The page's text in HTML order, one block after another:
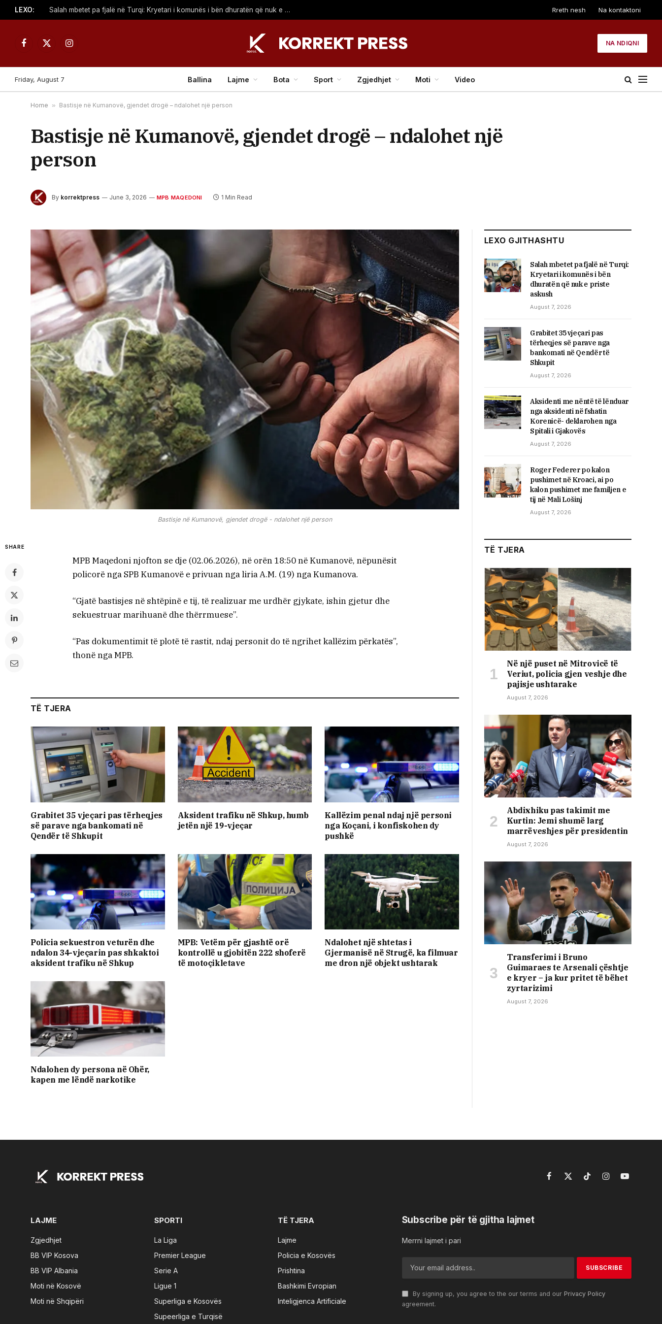
LEXO: Salah mbetet pa fjalë në Turqi: Kryetari i komunës i bën dhuratën që nuk e priste askush Rreth nesh Na kontaktoni
Facebook
X
Instagram
NA NDIQNI
Friday, August 7 Ballina Lajme Bota Sport Zgjedhjet Moti Video
Home » Bastisje në Kumanovë, gjendet drogë – ndalohet një person
Bastisje në Kumanovë, gjendet drogë – ndalohet një
person
By korrektpress June 3, 2026 MPB MAQEDONI 1 Min Read
Bastisje në Kumanovë, gjendet drogë - ndalohet një person
SHARE
MPB Maqedoni njofton se dje (02.06.2026), në orën 18:50 në Kumanovë, nëpunësit
policorë nga SPB Kumanovë e privuan nga liria A.M. (19) nga Kumanova.
“Gjatë bastisjes në shtëpinë e tij, të realizuar me urdhër gjykate, ishin gjetur dhe
sekuestruar marihuanë dhe thërrmuese”.
“Pas dokumentimit të plotë të rastit, ndaj personit do të ngrihet kallëzim përkatës”,
thonë nga MPB.
TË TJERA
Grabitet 35 vjeçari pas tërheqjes
së parave nga bankomati në
Qendër të Shkupit
Aksident trafiku në Shkup, humb
jetën një 19-vjeçar
Kallëzim penal ndaj një personi
nga Koçani, i konfiskohen dy
pushkë
Policia sekuestron veturën dhe
ndalon 34-vjeçarin pas shkaktoi
aksident trafiku në Shkup
MPB: Vetëm për gjashtë orë
kontrollë u gjobitën 222 shoferë
të motoçikletave
Ndalohet një shtetas i
Gjermanisë në Strugë, ka filmuar
me dron një objekt ushtarak
Ndalohen dy persona në Ohër,
kapen me lëndë narkotike
LEXO GJITHASHTU
Salah mbetet pa fjalë në Turqi:
Kryetari i komunës i bën
dhuratën që nuk e priste
askush
August 7, 2026
Grabitet 35 vjeçari pas
tërheqjes së parave nga
bankomati në Qendër të
Shkupit
August 7, 2026
Aksidenti me nëntë të lënduar
nga aksidenti në fshatin
Korenicë- deklarohen nga
Spitali i Gjakovës
August 7, 2026
Roger Federer po kalon
pushimet në Kroaci, ai po
kalon pushimet me familjen e
tij në Mali Lošinj
August 7, 2026
TË TJERA
Në një puset në Mitrovicë të
Veriut, policia gjen veshje dhe
pajisje ushtarake
August 7, 2026
Abdixhiku pas takimit me
Kurtin: Jemi shumë larg
marrëveshjes për presidentin
August 7, 2026
Transferimi i Bruno
Guimaraes te Arsenali çështje
e kryer – ja kur pritet të bëhet
zyrtarizimi
August 7, 2026
Facebook
X
TikTokInstagramYouTube
LAJME
Zgjedhjet
BB VIP Kosova
BB VIP Albania
Moti në Kosovë
Moti në Shqipëri
SPORTI
La Liga
Premier League
Serie A
Ligue 1
Superliga e Kosovës
Supeerliga e Turqisë
TË TJERA
Lajme
Policia e Kosovës
Prishtina
Bashkimi Evropian
Inteligjenca Artificiale
Subscribe për të gjitha lajmet
Merrni lajmet i pari
By signing up, you agree to the our terms and our Privacy Policy
agreement.